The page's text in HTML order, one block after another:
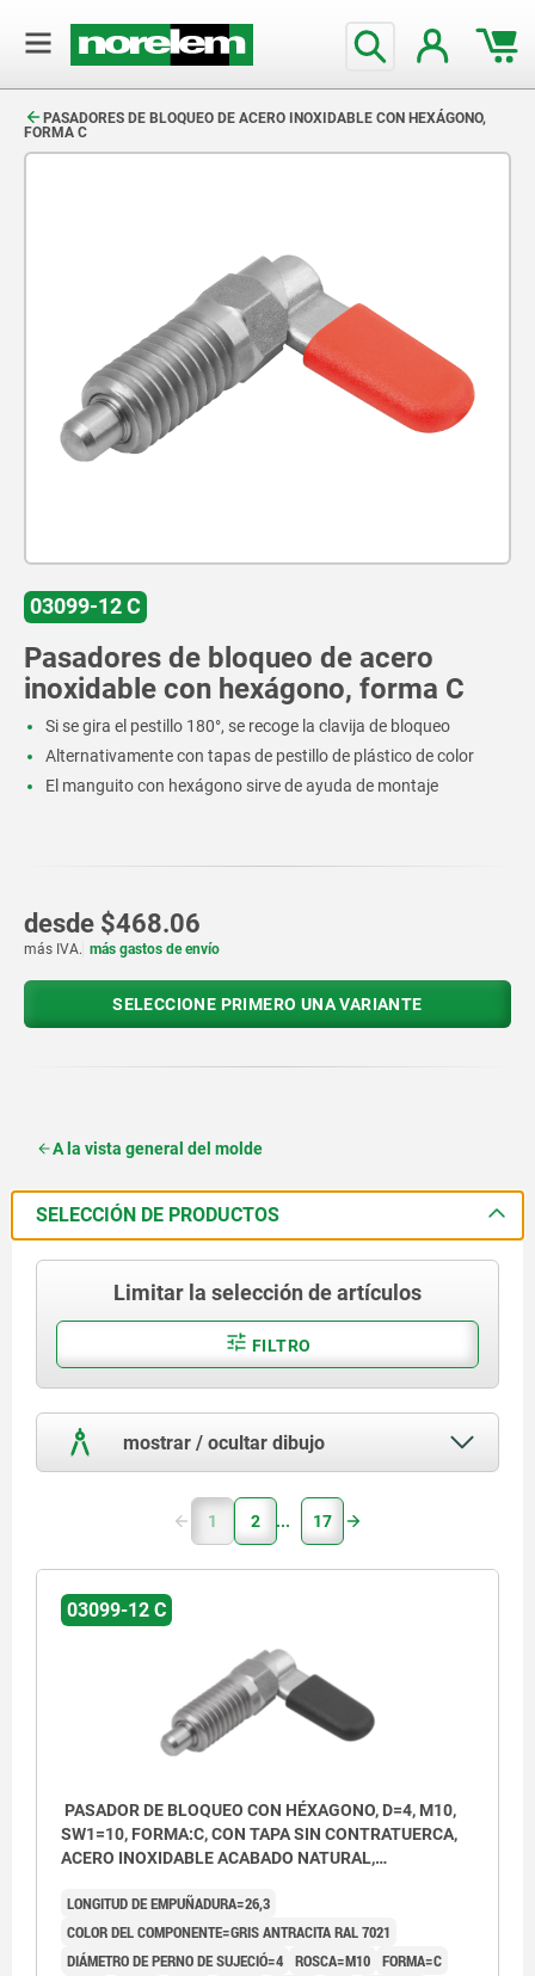
PASADORES DE BLOQUEO DE ACERO INOXIDABLE CON HEXÁGONO,
FORMA C
03099-12 C
Pasadores de bloqueo de acero
inoxidable con hexágono, forma C
Si se gira el pestillo 180°, se recoge la clavija de bloqueo
Alternativamente con tapas de pestillo de plástico de color
El manguito con hexágono sirve de ayuda de montaje
desde $468.06
más IVA. más gastos de envío
SELECCIONE PRIMERO UNA VARIANTE
A la vista general del molde
SELECCIÓN DE PRODUCTOS
Limitar la selección de artículos
FILTRO
mostrar / ocultar dibujo
1 2 17
03099-12 C
PASADOR DE BLOQUEO CON HÉXAGONO, D=4, M10,
SW1=10, FORMA:C, CON TAPA SIN CONTRATUERCA,
ACERO INOXIDABLE ACABADO NATURAL,
LONGITUD DE EMPUÑADURA=26,3
COLOR DEL COMPONENTE=GRIS ANTRACITA RAL 7021
DIÁMETRO DE PERNO DE SUJECIÓ=4 ROSCA=M10 FORMA=C